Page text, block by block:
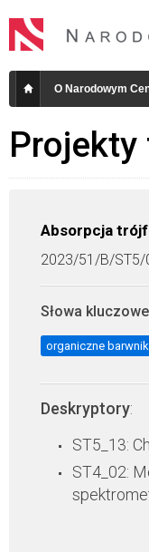
O Narodowym
Projekty
Absorpcja
2023/51/B/ST5/
Słowa kluczowe
organiczne
Deskryptory:
ST5_13:
ST4_02: